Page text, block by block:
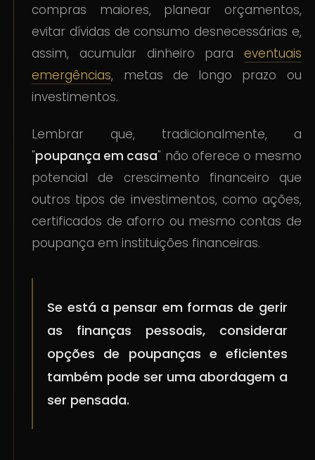
compras maiores, planear orçamentos,
evitar dívidas de consumo desnecessárias e,
assim, acumular dinheiro para eventuais
emergências, metas de longo prazo ou
investimentos.
Lembrar que, tradicionalmente, a
"poupança em casa" não oferece o mesmo
potencial de crescimento financeiro que
outros tipos de investimentos, como ações,
certificados de aforro ou mesmo contas de
poupança em instituições financeiras.
Se está a pensar em formas de gerir
as finanças pessoais, considerar
opções de poupanças e eficientes
também pode ser uma abordagem a
ser pensada.